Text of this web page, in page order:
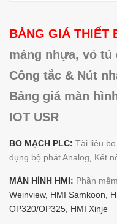
BẢNG GIÁ THIẾT
máng nhựa, vỏ tủ
Công tắc & Nút
Bảng giá màn
IOT USR
BO MẠCH PLC: Tài liệu
dụng bộ phát Analog
Kết
MÀN HÌNH HMI: Phần
Weinview, HMI Samkoon,
OP320/OP325, HMI Xinje